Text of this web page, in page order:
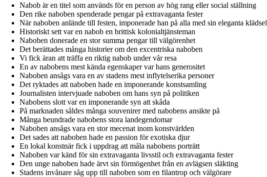
Nabob är en titel som används för en person av hög rang eller social ställning
Den rike naboben spenderade pengar på extravaganta fester
När naboben anlände till festen, imponerade han på alla med sin eleganta klädsel
Historiskt sett var en nabob en brittisk kolonialtjänsteman
Naboben donerade en stor summa pengar till välgörenhet
Det berättades många historier om den excentriska naboben
Vi fick äran att träffa en riktig nabob under vår resa
En av nabobens mest kända egenskaper var hans generositet
Naboben ansågs vara en av stadens mest inflytelserika personer
Det ryktades att naboben hade en imponerande konstsamling
Journalisten intervjuade naboben om hans syn på politiken
Nabobens slott var en imponerande syn att skåda
På marknaden såldes många souvenirer med nabobens ansikte på
Många beundrade nabobens stora landegendomar
Naboben ansågs vara en stor mecenat inom konstvärlden
Det sades att naboben hade en passion för exotiska djur
En lokal konstnär fick i uppdrag att måla nabobens porträtt
Naboben var känd för sin extravaganta livsstil och extravaganta fester
Den unge naboben hade ärvt sin förmögenhet från en avlägsen släkting
Stadens invånare såg upp till naboben som en filantrop och välgörare